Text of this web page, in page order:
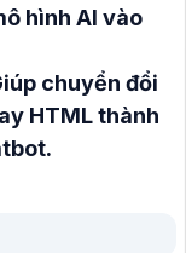
hình AI vào
chuyển đổi
HTML thành